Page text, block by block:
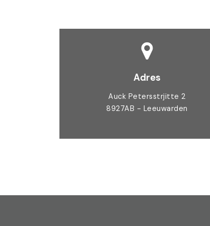
Adres
Auck Petersstrjitte 2
8927AB - Leeuwarden